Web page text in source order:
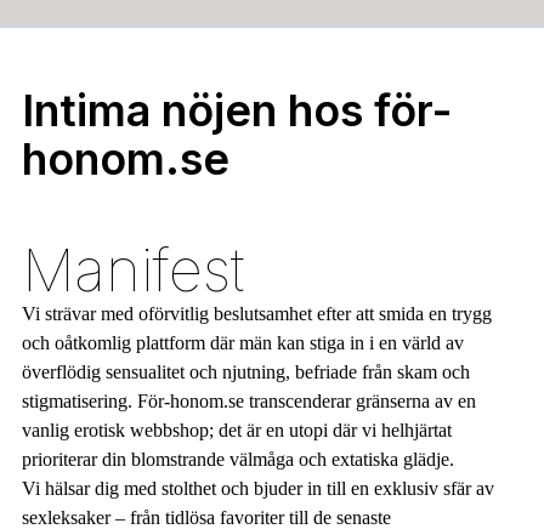
Intima nöjen hos för-
honom.se
Manifest
Vi strävar med oförvitlig beslutsamhet efter att smida en trygg
och oåtkomlig plattform där män kan stiga in i en värld av
överflödig sensualitet och njutning, befriade från skam och
stigmatisering. För-honom.se transcenderar gränserna av en
vanlig erotisk webbshop; det är en utopi där vi helhjärtat
prioriterar din blomstrande välmåga och extatiska glädje.
Vi hälsar dig med stolthet och bjuder in till en exklusiv sfär av
sexleksaker – från tidlösa favoriter till de senaste